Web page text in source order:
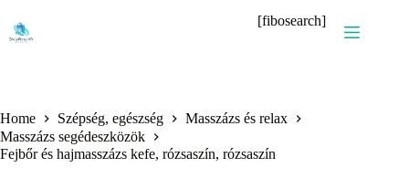
content
[fibosearch]
Home Szépség, egészség
Masszázs és relax
Masszázs segédeszközök
Fejbőr és hajmasszázs kefe, rózsaszín, rózsaszín